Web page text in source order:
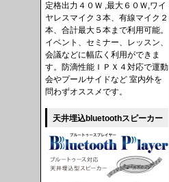
定格出力４０Ｗ ,最大６０Ｗ,ワイ
ヤレスマイク３本、有線マイク２
本、合計最大５本まで利用可能。
イベント、セミナー、レッスン、
会議などに幅広く利用ができま
す。防滴性能ＩＰＸ４対応で運動
会やプールサイドなど 室内外を
問わずオススメです。
天井埋込bluetoothスピーカー